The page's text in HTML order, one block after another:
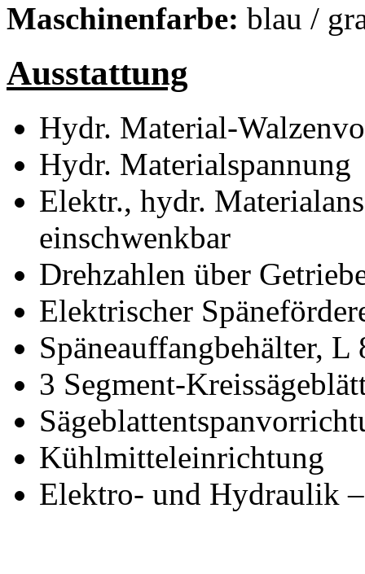
Maschinenfarbe: blau /
Ausstattung
Hydr. Material-
Hydr. Materialspannung
Elektr., hydr.
einschwenkbar
Drehzahlen über
Elektrischer
Späneauffangbehälter,
3 Segment-
Kühlmitteleinrichtung
Elektro- und Hydraulik